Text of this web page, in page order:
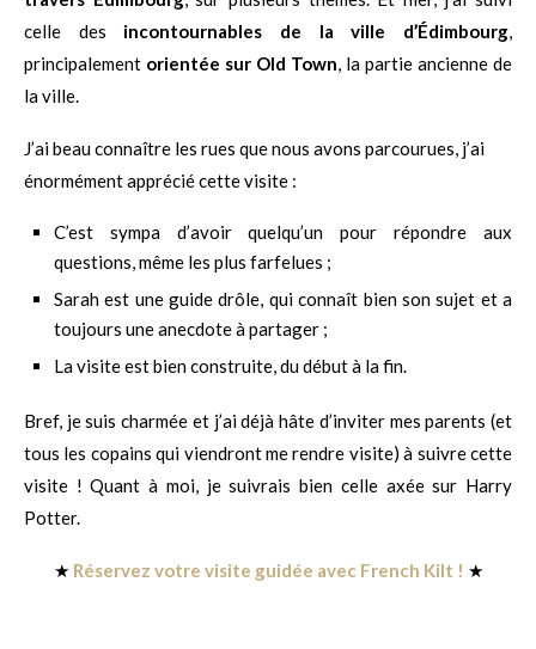
celle des incontournables de la ville d’Édimbourg,
principalement orientée sur Old Town, la partie ancienne de
la ville.
J’ai beau connaître les rues que nous avons parcourues, j’ai
énormément apprécié cette visite :
C’est sympa d’avoir quelqu’un pour répondre aux
questions, même les plus farfelues ;
Sarah est une guide drôle, qui connaît bien son sujet et a
toujours une anecdote à partager ;
La visite est bien construite, du début à la fin.
Bref, je suis charmée et j’ai déjà hâte d’inviter mes parents (et
tous les copains qui viendront me rendre visite) à suivre cette
visite ! Quant à moi, je suivrais bien celle axée sur Harry
Potter.
★ Réservez votre visite guidée avec French Kilt ! ★